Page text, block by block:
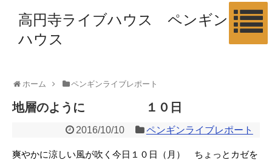
高円寺ライブハウス ペンギン
ハウス
ホーム ペンギンライブレポート
地層のように １０日
2016/10/10 ペンギンライブレポート
爽やかに涼しい風が吹く今日１０日（月） ちょっとカゼを